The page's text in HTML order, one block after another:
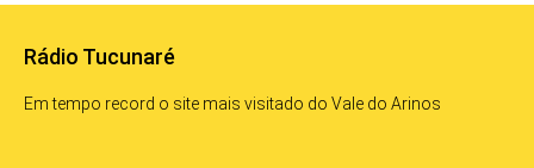
Rádio Tucunaré
Em tempo record o site mais visitado do Vale do Arinos